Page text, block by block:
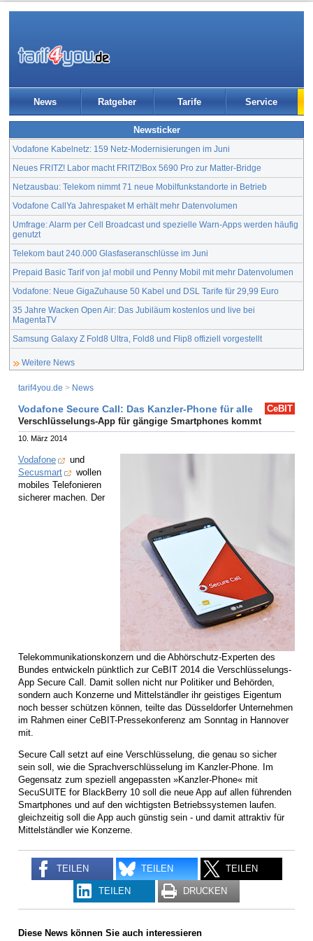
News Ratgeber Tarife Service
Newsticker
Vodafone Kabelnetz: 159 Netz-Modernisierungen im Juni
Neues FRITZ! Labor macht FRITZ!Box 5690 Pro zur Matter-Bridge
Netzausbau: Telekom nimmt 71 neue Mobilfunkstandorte in Betrieb
Vodafone CallYa Jahrespaket M erhält mehr Datenvolumen
Umfrage: Alarm per Cell Broadcast und spezielle Warn-Apps werden häufig
genutzt
Telekom baut 240.000 Glasfaseranschlüsse im Juni
Prepaid Basic Tarif von ja! mobil und Penny Mobil mit mehr Datenvolumen
Vodafone: Neue GigaZuhause 50 Kabel und DSL Tarife für 29,99 Euro
35 Jahre Wacken Open Air: Das Jubiläum kostenlos und live bei
MagentaTV
Samsung Galaxy Z Fold8 Ultra, Fold8 und Flip8 offiziell vorgestellt
Weitere News
tarif4you.de > News
CeBIT
Vodafone Secure Call: Das Kanzler-Phone für alle
Verschlüsselungs-App für gängige Smartphones kommt
10. März 2014
Vodafone
und
Secusmart
wollen
mobiles Telefonieren
sicherer machen. Der
Telekommunikationskonzern und die Abhörschutz-Experten des
Bundes entwickeln pünktlich zur CeBIT 2014 die Verschlüsselungs-
App Secure Call. Damit sollen nicht nur Politiker und Behörden,
sondern auch Konzerne und Mittelständler ihr geistiges Eigentum
noch besser schützen können, teilte das Düsseldorfer Unternehmen
im Rahmen einer CeBIT-Pressekonferenz am Sonntag in Hannover
mit.
Secure Call setzt auf eine Verschlüsselung, die genau so sicher
sein soll, wie die Sprachverschlüsselung im Kanzler-Phone. Im
Gegensatz zum speziell angepassten »Kanzler-Phone« mit
SecuSUITE for BlackBerry 10 soll die neue App auf allen führenden
Smartphones und auf den wichtigsten Betriebssystemen laufen.
gleichzeitig soll die App auch günstig sein - und damit attraktiv für
Mittelständler wie Konzerne.
TEILEN TEILEN TEILEN
TEILEN DRUCKEN
Diese News können Sie auch interessieren